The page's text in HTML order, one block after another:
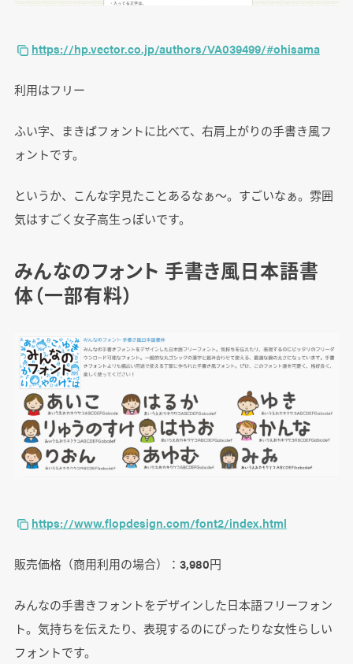
https://hp.vector.co.jp/authors/VA039499/#ohisama
利用はフリー
ふい字、まきばフォントに比べて、右肩上がりの手書き風フ
ォントです。
というか、こんな字見たことあるなぁ～。すごいなぁ。雰囲
気はすごく女子高生っぽいです。
みんなのフォント 手書き風日本語書
体（一部有料）
https://www.flopdesign.com/font2/index.html
販売価格（商用利用の場合）：3,980円
みんなの手書きフォントをデザインした日本語フリーフォン
ト。気持ちを伝えたり、表現するのにぴったりな女性らしい
フォントです。